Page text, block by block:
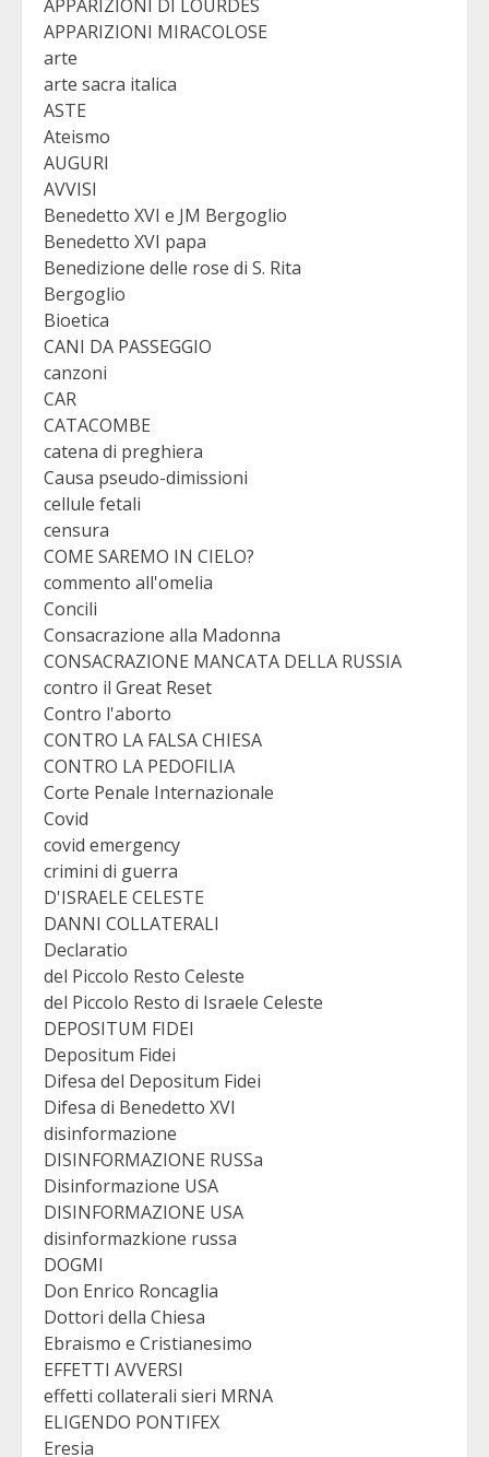
APPARIZIONI DI LOURDES
APPARIZIONI MIRACOLOSE
arte
arte sacra italica
ASTE
Ateismo
AUGURI
AVVISI
Benedetto XVI e JM Bergoglio
Benedetto XVI papa
Benedizione delle rose di S. Rita
Bergoglio
Bioetica
CANI DA PASSEGGIO
canzoni
CAR
CATACOMBE
catena di preghiera
Causa pseudo-dimissioni
cellule fetali
censura
COME SAREMO IN CIELO?
commento all'omelia
Concili
Consacrazione alla Madonna
CONSACRAZIONE MANCATA DELLA RUSSIA
contro il Great Reset
Contro l'aborto
CONTRO LA FALSA CHIESA
CONTRO LA PEDOFILIA
Corte Penale Internazionale
Covid
covid emergency
crimini di guerra
D'ISRAELE CELESTE
DANNI COLLATERALI
Declaratio
del Piccolo Resto Celeste
del Piccolo Resto di Israele Celeste
DEPOSITUM FIDEI
Depositum Fidei
Difesa del Depositum Fidei
Difesa di Benedetto XVI
disinformazione
DISINFORMAZIONE RUSSa
Disinformazione USA
DISINFORMAZIONE USA
disinformazkione russa
DOGMI
Don Enrico Roncaglia
Dottori della Chiesa
Ebraismo e Cristianesimo
EFFETTI AVVERSI
effetti collaterali sieri MRNA
ELIGENDO PONTIFEX
Eresia